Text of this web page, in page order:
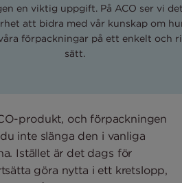
en viktig uppgift. På ACO ser vi
att bidra med vår kunskap om
förpackningar på ett enkelt och
sätt.
produkt, och förpackningen
inte slänga den i vanliga
Istället är det dags för
göra nytta i ett kretslopp,